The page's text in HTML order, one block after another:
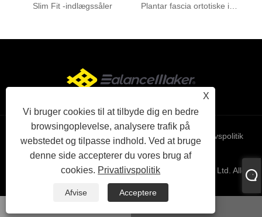
Slim Fit -indlægssåler
X
Vi bruger cookies til at tilbyde dig en bedre
browsingoplevelse, analysere trafik på
webstedet og tilpasse indhold. Ved at bruge
denne side accepterer du vores brug af
cookies. Privatlivspolitik
Afvise
Acceptere
Links Sitemap RSS XML Privatlivspolitik
Copyright © 2024 XiaMen BM Health Technology Co., Ltd. Alle
rettigheder forbeholdes.